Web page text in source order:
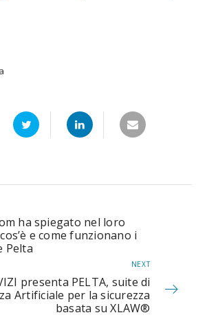
ha spiegato nel loro
e come funzionano i
Pelta
NEXT
presenta PELTA, suite di
Artificiale per la sicurezza
basata su XLAW®